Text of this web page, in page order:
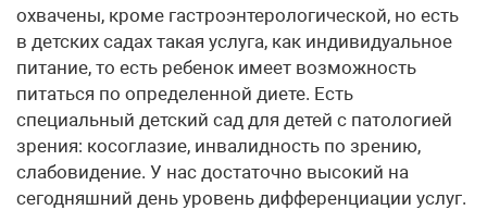
охвачены, кроме гастроэнтерологической, но есть
в детских садах такая услуга, как индивидуальное
питание, то есть ребенок имеет возможность
питаться по определенной диете. Есть
специальный детский сад для детей с патологией
зрения: косоглазие, инвалидность по зрению,
слабовидение. У нас достаточно высокий на
сегодняшний день уровень дифференциации услуг.